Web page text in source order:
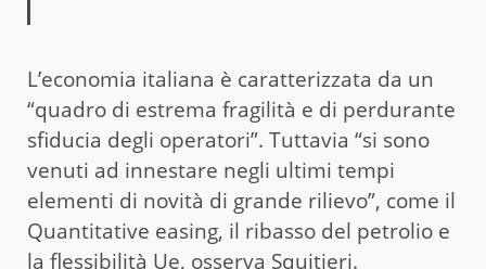
L’economia italiana è caratterizzata da un
“quadro di estrema fragilità e di perdurante
sfiducia degli operatori”. Tuttavia “si sono
venuti ad innestare negli ultimi tempi
elementi di novità di grande rilievo”, come il
Quantitative easing, il ribasso del petrolio e
la flessibilità Ue, osserva Squitieri.